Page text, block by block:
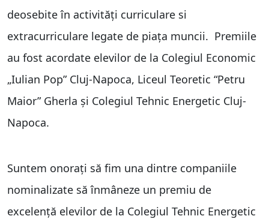
deosebite în activități curriculare si
extracurriculare legate de piața muncii. Premiile
au fost acordate elevilor de la Colegiul Economic
„Iulian Pop” Cluj-Napoca, Liceul Teoretic “Petru
Maior” Gherla și Colegiul Tehnic Energetic Cluj-
Napoca.
Suntem onorați să fim una dintre companiile
nominalizate să înmâneze un premiu de
excelență elevilor de la Colegiul Tehnic Energetic